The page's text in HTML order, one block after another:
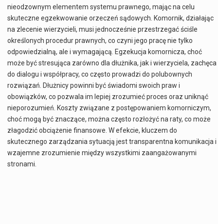
nieodzownym elementem systemu prawnego, mając na celu
skuteczne egzekwowanie orzeczeń sądowych. Komornik, działając
na zlecenie wierzycieli, musi jednocześnie przestrzegać ściśle
określonych procedur prawnych, co czyni jego pracę nie tylko
odpowiedzialną, ale i wymagającą. Egzekucja komornicza, choć
może być stresująca zarówno dla dłużnika, jak i wierzyciela, zachęca
do dialogu i współpracy, co często prowadzi do polubownych
rozwiązań. Dłużnicy powinni być świadomi swoich praw i
obowiązków, co pozwala im lepiej zrozumieć proces oraz uniknąć
nieporozumień. Koszty związane z postępowaniem komorniczym,
choć mogą być znaczące, można często rozłożyć na raty, co może
złagodzić obciążenie finansowe. W efekcie, kluczem do
skutecznego zarządzania sytuacją jest transparentna komunikacja i
wzajemne zrozumienie między wszystkimi zaangażowanymi
stronami.